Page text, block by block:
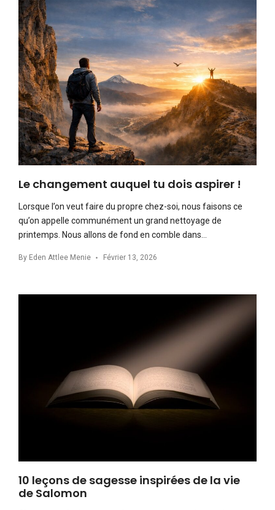
Le changement auquel tu dois aspirer !
Lorsque l’on veut faire du propre chez-soi, nous faisons ce
qu’on appelle communément un grand nettoyage de
printemps. Nous allons de fond en comble dans…
By Eden Attlee Menie Février 13, 2026
10 leçons de sagesse inspirées de la vie
de Salomon